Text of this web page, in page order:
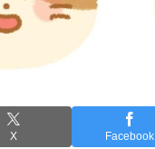
X Facebook